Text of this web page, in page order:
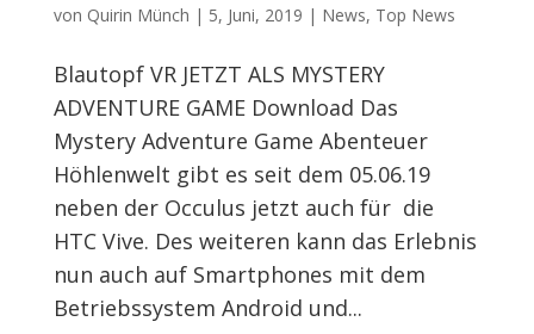
von Quirin Münch | 5, Juni, 2019 | News, Top News
Blautopf VR JETZT ALS MYSTERY
ADVENTURE GAME Download Das
Mystery Adventure Game Abenteuer
Höhlenwelt gibt es seit dem 05.06.19
neben der Occulus jetzt auch für die
HTC Vive. Des weiteren kann das Erlebnis
nun auch auf Smartphones mit dem
Betriebssystem Android und...